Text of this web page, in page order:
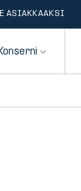
ASIAKKAAKSI